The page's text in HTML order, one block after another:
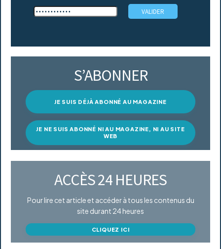
S’ABONNER
JE SUIS DÉJÀ ABONNÉ AU MAGAZINE
JE NE SUIS ABONNÉ NI AU MAGAZINE, NI AU SITE
WEB
ACCÈS 24 HEURES
Pour lire cet article et accéder à tous les contenus du
site durant 24 heures
CLIQUEZ ICI